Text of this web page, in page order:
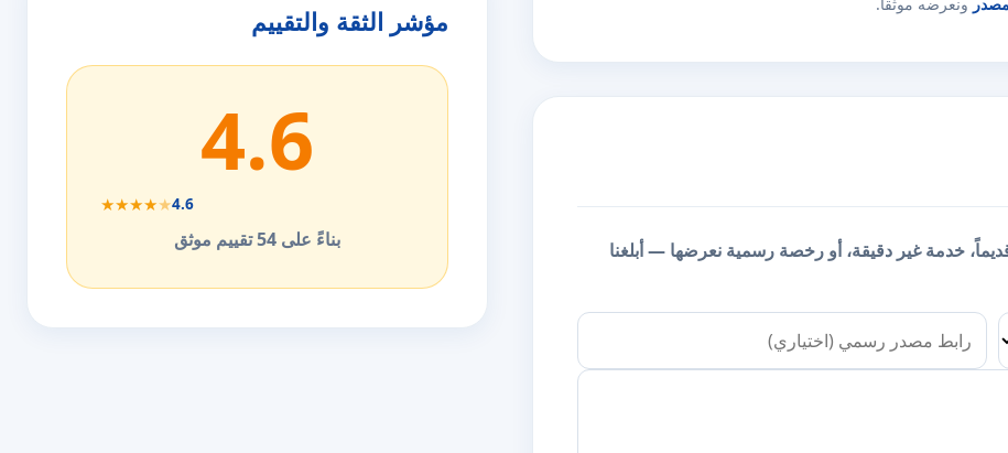
خدمة غير دقيقة، أو رخصة رسمية نعرضها — أبلغنا
مؤشر الثقة والتقييم
4.6
★★★★★4.6
بناءً على 54 تقييم موثق